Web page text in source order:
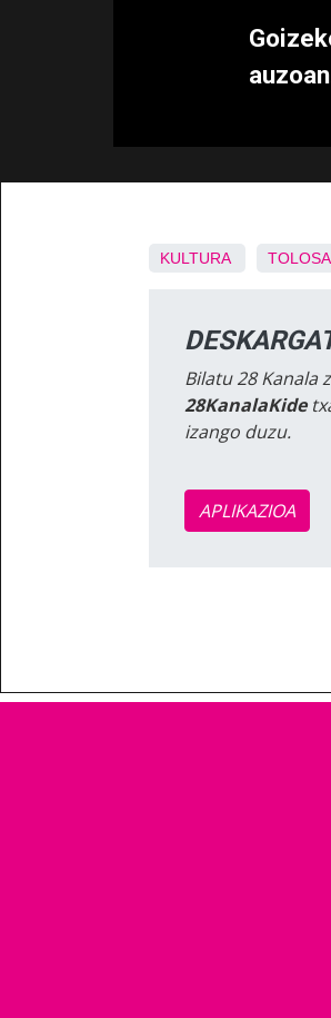
KULTURA TOLOSA
Bilatu 28 Kanala
28KanalaKide
izango duzu.
APLIKAZIOA